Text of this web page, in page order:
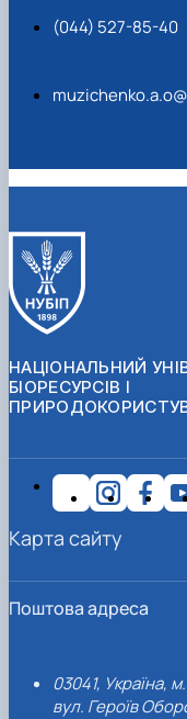
(044) 527-85-40
НАЦІОНАЛЬНИЙ
БІОРЕСУРСІВ І
Поштова адреса
03041, Україна,
вул. Героїв
Карта сайту